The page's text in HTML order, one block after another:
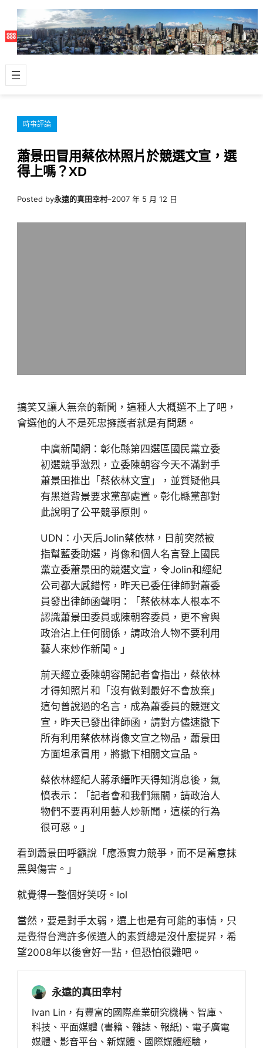
主
容
時事評論
蕭景田冒用蔡依林照片於競選文宣，選
得上嗎？XD
Posted by永遠的真田幸村–2007 年 5 月 12 日
搞笑又讓人無奈的新聞，這種人大概選不上了吧，
會選他的人不是死忠擁護者就是有問題。
中廣新聞網：彰化縣第四選區國民黨立委
初選競爭激烈，立委陳朝容今天不滿對手
蕭景田推出「蔡依林文宣」，並質疑他具
有黑道背景要求黨部處置。彰化縣黨部對
此說明了公平競爭原則。
UDN：小天后Jolin蔡依林，日前突然被
指幫藍委助選，肖像和個人名言登上國民
黨立委蕭景田的競選文宣，令Jolin和經紀
公司都大感錯愕，昨天已委任律師對蕭委
員發出律師函聲明：「蔡依林本人根本不
認識蕭景田委員或陳朝容委員，更不會與
政治沾上任何關係，請政治人物不要利用
藝人來炒作新聞。」
前天經立委陳朝容開記者會指出，蔡依林
才得知照片和「沒有做到最好不會放棄」
這句曾說過的名言，成為蕭委員的競選文
宣，昨天已發出律師函，請對方儘速撤下
所有利用蔡依林肖像文宣之物品，蕭景田
方面坦承冒用，將撤下相關文宣品。
蔡依林經紀人蔣承縉昨天得知消息後，氣
憤表示：「記者會和我們無關，請政治人
物們不要再利用藝人炒新聞，這樣的行為
很可惡。」
看到蕭景田呼籲說「應憑實力競爭，而不是蓄意抹
黑與傷害。」
就覺得一整個好笑呀。lol
當然，要是對手太弱，選上也是有可能的事情，只
是覺得台灣許多候選人的素質總是沒什麼提昇，希
望2008年以後會好一點，但恐怕很難吧。
永遠的真田幸村
Ivan Lin，有豐富的國際產業研究機構、智庫、
科技、平面媒體 (書籍、雜誌、報紙)、電子廣電
媒體、影音平台、新媒體、國際媒體經驗，